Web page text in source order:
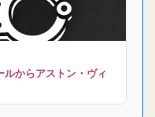
からアストン・ヴィ